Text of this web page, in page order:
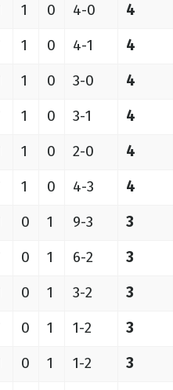
1 0 4-0
4
1 0 4-1
4
1 0 3-0
4
1 0 3-1
4
1 0 2-0
4
1 0 4-3
4
0 1 9-3
3
0 1 6-2
3
0 1 3-2
3
0 1 1-2
3
0 1 1-2
3